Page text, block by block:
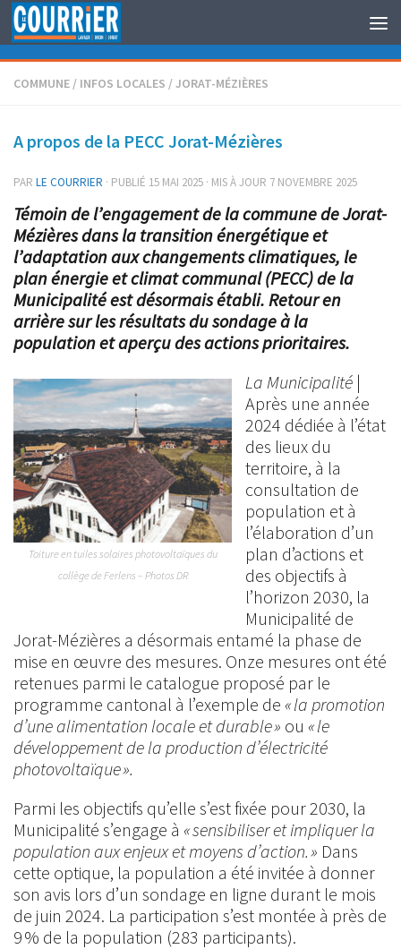
Au dessous du contenu
COMMUNE / INFOS LOCALES /JORAT-MÉZIÈRES
A propos de la PECC Jorat-Mézières
PAR LE COURRIER · PUBLIÉ 15 MAI 2025 · MIS À JOUR 7 NOVEMBRE 2025
Témoin de l’engagement de la commune de Jorat-
Mézières dans la transition énergétique et
l’adaptation aux changements climatiques, le
plan énergie et climat communal (PECC) de la
Municipalité est désormais établi. Retour en
arrière sur les résultats du sondage à la
population et aperçu des actions prioritaires.
Toiture en tuiles solaires photovoltaïques du
collège de Ferlens – Photos DR
La Municipalité |
Après une année
2024 dédiée à l’état
des lieux du
territoire, à la
consultation de
population et à
l’élaboration d’un
plan d’actions et
des objectifs à
l’horizon 2030, la
Municipalité de
Jorat-Mézières a désormais entamé la phase de
mise en œuvre des mesures. Onze mesures ont été
retenues parmi le catalogue proposé par le
programme cantonal à l’exemple de « la promotion
d’une alimentation locale et durable » ou « le
développement de la production d’électricité
photovoltaïque ».
Parmi les objectifs qu’elle s’est fixée pour 2030, la
Municipalité s’engage à « sensibiliser et impliquer la
population aux enjeux et moyens d’action. » Dans
cette optique, la population a été invitée à donner
son avis lors d’un sondage en ligne durant le mois
de juin 2024. La participation s’est montée à près de
9 % de la population (283 participants).